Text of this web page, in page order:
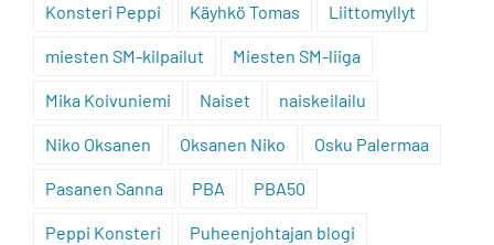
Konsteri Peppi Käyhkö Tomas Liittomyllyt
miesten SM-kilpailut Miesten SM-liiga
Mika Koivuniemi Naiset naiskeilailu
Niko Oksanen Oksanen Niko Osku Palermaa
Pasanen Sanna PBA PBA50
Peppi Konsteri Puheenjohtajan blogi